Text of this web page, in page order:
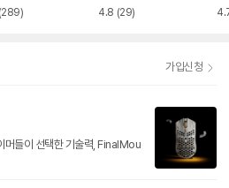
(289) 4.8 (29)
가입신청
머들이 선택한 기술력, FinalMou